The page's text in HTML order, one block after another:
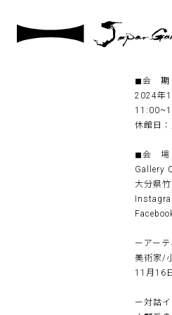
美術家/
◼︎会 期
2024年
休館日
◼︎会 場
Gallery
大分県
ーアー
美術家/
11月16
ー対話